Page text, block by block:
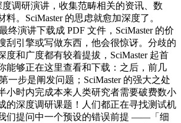
度调研演讲，收集范畴相关的资讯、数
。SciMaster 的思虑就愈加深度了。
终演讲下载成 PDF 文件，SciMaster 的价
刮引擎或写做东西，他会很惊讶。分歧的
度和广度都有较着提拔，SciMaster 起首
能够正在这里查看和下载：之后，前几
一步是阐发问题；SciMaster 的强大之处
小时内完成本来人类研究者需要破费数小
的深度调研课题！人们都正在寻找测试机
们提问中一个预设的错误前提 ——「细